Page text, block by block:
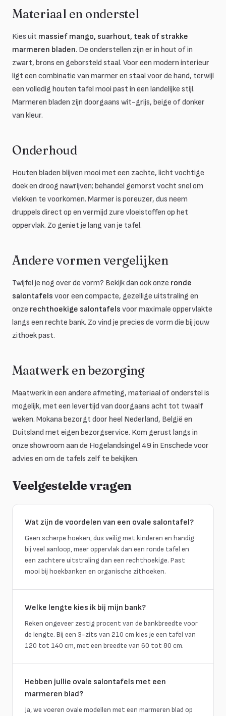
Materiaal en onderstel
Kies uit massief mango, suarhout, teak of strakke
marmeren bladen. De onderstellen zijn er in hout of in
zwart, brons en geborsteld staal. Voor een modern interieur
ligt een combinatie van marmer en staal voor de hand, terwijl
een volledig houten tafel mooi past in een landelijke stijl.
Marmeren bladen zijn doorgaans wit-grijs, beige of donker
van kleur.
Onderhoud
Houten bladen blijven mooi met een zachte, licht vochtige
doek en droog nawrijven; behandel gemorst vocht snel om
vlekken te voorkomen. Marmer is poreuzer, dus neem
druppels direct op en vermijd zure vloeistoffen op het
oppervlak. Zo geniet je lang van je tafel.
Andere vormen vergelijken
Twijfel je nog over de vorm? Bekijk dan ook onze ronde
salontafels voor een compacte, gezellige uitstraling en
onze rechthoekige salontafels voor maximale oppervlakte
langs een rechte bank. Zo vind je precies de vorm die bij jouw
zithoek past.
Maatwerk en bezorging
Maatwerk in een andere afmeting, materiaal of onderstel is
mogelijk, met een levertijd van doorgaans acht tot twaalf
weken. Mokana bezorgt door heel Nederland, België en
Duitsland met eigen bezorgservice. Kom gerust langs in
onze showroom aan de Hogelandsingel 49 in Enschede voor
advies en om de tafels zelf te bekijken.
Veelgestelde vragen
Wat zijn de voordelen van een ovale salontafel?
Geen scherpe hoeken, dus veilig met kinderen en handig
bij veel aanloop, meer oppervlak dan een ronde tafel en
een zachtere uitstraling dan een rechthoekige. Past
mooi bij hoekbanken en organische zithoeken.
Welke lengte kies ik bij mijn bank?
Reken ongeveer zestig procent van de bankbreedte voor
de lengte. Bij een 3-zits van 210 cm kies je een tafel van
120 tot 140 cm, met een breedte van 60 tot 80 cm.
Hebben jullie ovale salontafels met een
marmeren blad?
Ja, we voeren ovale modellen met een marmeren blad op